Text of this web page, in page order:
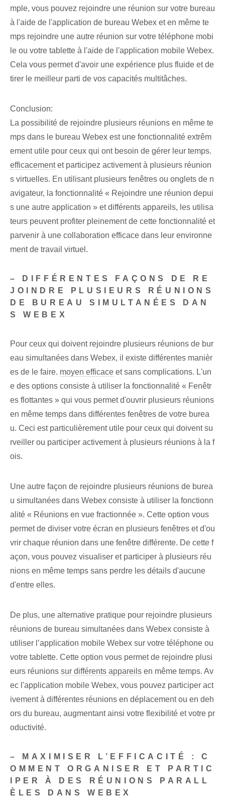
mple, vous pouvez rejoindre une réunion sur votre bureau
à l'aide de l'application de bureau Webex et en même te
mps rejoindre une autre réunion sur votre téléphone mobi
le ou votre tablette à l'aide de l'application mobile Webex.
Cela vous permet d'avoir une expérience plus fluide et de
tirer le meilleur parti de vos capacités multitâches.
Conclusion:
La possibilité de rejoindre plusieurs réunions en même te
mps dans le bureau Webex est une fonctionnalité extrêm
ement utile pour ceux qui ont besoin de gérer leur temps.
efficacementet participez activement à plusieurs réunion
s virtuelles. En utilisant plusieurs fenêtres ou onglets de n
avigateur, la fonctionnalité « Rejoindre une réunion depui
s une autre application » et différents appareils, les utilisa
teurs peuvent profiter pleinement de cette fonctionnalité et
parvenir à une collaboration efficace dans leur environne
ment de travail virtuel.
– DIFFÉRENTES FAÇONS DE RE
JOINDRE PLUSIEURS RÉUNIONS
DE BUREAU SIMULTANÉES DAN
S WEBEX
Pour ceux qui doivent rejoindre plusieurs réunions de bur
eau simultanées dans Webex, il existe différentes manièr
es de le faire. moyen efficace et sans complications. L'un
e des options consiste à utiliser la fonctionnalité « Fenêtr
es flottantes » qui vous permet d'ouvrir plusieurs réunions
en même temps dans différentes fenêtres de votre burea
u. Ceci est particulièrement utile pour ceux qui doivent su
rveiller ou participer activement à plusieurs réunions à la f
ois.
Une autre façon de rejoindre plusieurs réunions de burea
u simultanées dans Webex consiste à utiliser la fonctionn
alité « Réunions en vue fractionnée ». Cette option vous
permet de diviser votre écran en plusieurs fenêtres et d'ou
vrir chaque réunion dans une fenêtre différente. De cette f
açon, vous pouvez visualiser et participer à plusieurs réu
nions en même temps sans perdre les détails d'aucune
d'entre elles.
De plus, une alternative pratique pour rejoindre plusieurs
réunions de bureau simultanées dans Webex consiste à
utiliser l’application mobile Webex sur votre téléphone ou
votre tablette. Cette option vous permet de rejoindre plusi
eurs réunions sur différents appareils en même temps. Av
ec l'application mobile Webex, vous pouvez participer act
ivement à différentes réunions en déplacement ou en deh
ors du bureau, augmentant ainsi votre flexibilité et votre pr
oductivité.
– MAXIMISER L’EFFICACITÉ : C
OMMENT ORGANISER ET PARTIC
IPER À DES RÉUNIONS PARALL
ÈLES DANS WEBEX